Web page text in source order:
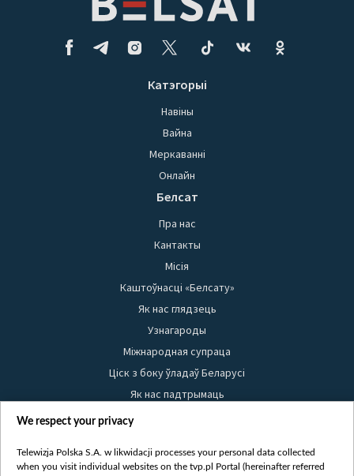
Катэгорыі
Навіны
Вайна
Меркаванні
Онлайн
Белсат
Пра нас
Кантакты
Місія
Каштоўнасці «Белсату»
Як нас глядзець
Узнагароды
Міжнародная супраца
Ціск з боку ўладаў Беларусі
Як нас падтрымаць
Правілы выкарыстання матэрыялаў
Бяспека
We respect your privacy
Telewizja Polska S.A. w likwidacji processes your personal data collected
when you visit individual websites on the tvp.pl Portal (hereinafter referred